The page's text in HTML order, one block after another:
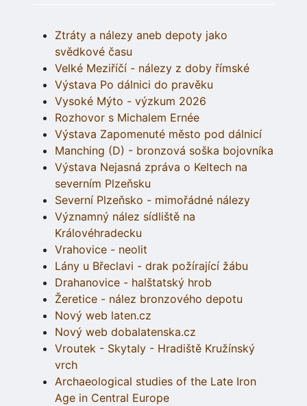
Ztráty a nálezy aneb depoty jako
svědkové času
Velké Meziříčí - nálezy z doby římské
Výstava Po dálnici do pravěku
Vysoké Mýto - výzkum 2026
Rozhovor s Michalem Ernée
Výstava Zapomenuté město pod dálnicí
Manching (D) - bronzová soška bojovníka
Výstava Nejasná zpráva o Keltech na
severním Plzeňsku
Severní Plzeňsko - mimořádné nálezy
Významný nález sídliště na
Královéhradecku
Vrahovice - neolit
Lány u Břeclavi - drak požírající žábu
Drahanovice - halštatský hrob
Žeretice - nález bronzového depotu
Nový web laten.cz
Nový web dobalatenska.cz
Vroutek - Skytaly - Hradiště Kružínský
vrch
Archaeological studies of the Late Iron
Age in Central Europe